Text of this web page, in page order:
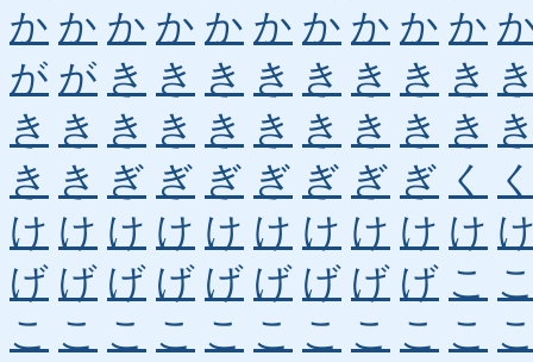
か か か か か か か か か か
が が き き き き き き き き
き き き き き き き き き き
き き ぎ ぎ ぎ ぎ ぎ ぎ ぎ く
け け け け け け け け け け
げ げ げ げ げ げ げ げ げ こ
こ こ こ こ こ こ こ こ こ こ